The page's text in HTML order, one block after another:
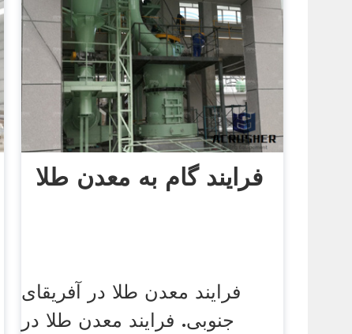
فرایند گام به معدن طلا
فرایند معدن طلا در آفریقای
جنوبی. فرایند معدن طلا در